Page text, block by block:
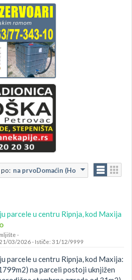
na prvoDomaćin (Ho
parcele u centru Ripnja, kod Maxija
-
03/2026- Ističe: 31/12/9999
parcele u centru Ripnja, kod Maxija:
na parceli postoji uknjižen